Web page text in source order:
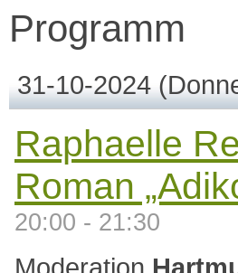
Programm
31-10-2024
Raphaelle
Roman
20:00 - 21:30
Moderation